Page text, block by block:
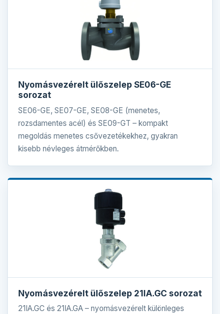
Nyomásvezérelt ülőszelep SE06-GE
sorozat
SE06-GE, SE07-GE, SE08-GE (menetes,
rozsdamentes acél) és SE09-GT – kompakt
megoldás menetes csővezetékekhez, gyakran
kisebb névleges átmérőkben.
Nyomásvezérelt ülőszelep 21IA.GC sorozat
21IA.GC és 21IA.GA – nyomásvezérelt különleges